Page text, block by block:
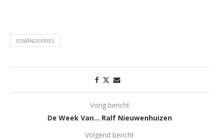
EDWINDEVRIES
Vorig bericht
De Week Van… Ralf Nieuwenhuizen
Volgend bericht